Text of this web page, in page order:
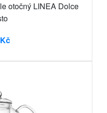
otočný LINEA Dolce